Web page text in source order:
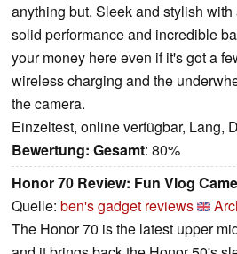
anything but. Sleek and stylish
solid performance and incredible
your money here even if it's got a
wireless charging and the
the camera.
Einzeltest, online verfügbar, Lang,
Bewertung: Gesamt: 80%
Honor 70 Review: Fun Vlog
Quelle: ben's gadget reviews
The Honor 70 is the latest upper